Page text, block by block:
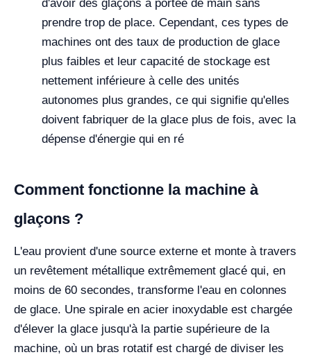
d'avoir des glaçons à portée de main sans
prendre trop de place. Cependant, ces types de
machines ont des taux de production de glace
plus faibles et leur capacité de stockage est
nettement inférieure à celle des unités
autonomes plus grandes, ce qui signifie qu'elles
doivent fabriquer de la glace plus de fois, avec la
dépense d'énergie qui en ré
Comment fonctionne la machine à
glaçons ?
L'eau provient d'une source externe et monte à travers
un revêtement métallique extrêmement glacé qui, en
moins de 60 secondes, transforme l'eau en colonnes
de glace. Une spirale en acier inoxydable est chargée
d'élever la glace jusqu'à la partie supérieure de la
machine, où un bras rotatif est chargé de diviser les